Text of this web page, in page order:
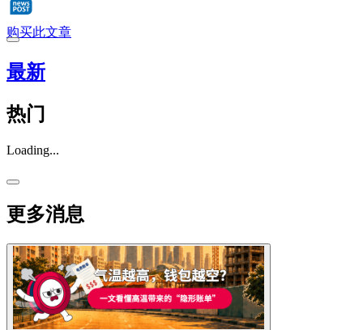
购买此文章
最新
热门
Loading...
更多消息